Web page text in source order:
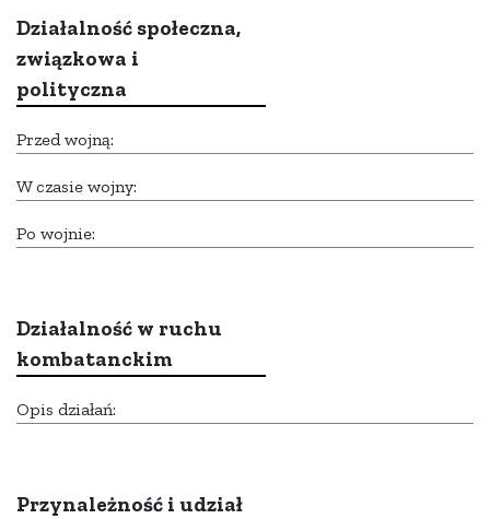
Działalność społeczna,
związkowa i
polityczna
Przed wojną:
W czasie wojny:
Po wojnie:
Działalność w ruchu
kombatanckim
Opis działań:
Przynależność i udział